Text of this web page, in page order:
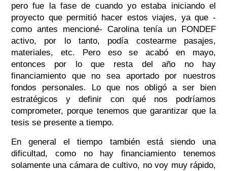
pero fue la fase de cuando yo estaba iniciando el
proyecto que permitió hacer estos viajes, ya que -
como antes mencioné- Carolina tenía un FONDEF
activo, por lo tanto, podía costearme pasajes,
materiales, etc. Pero eso se acabó en mayo,
entonces por lo que resta del año no hay
financiamiento que no sea aportado por nuestros
fondos personales. Lo que nos obligó a ser bien
estratégicos y definir con qué nos podríamos
comprometer, porque tenemos que garantizar que la
tesis se presente a tiempo.
En general el tiempo también está siendo una
dificultad, como no hay financiamiento tenemos
solamente una cámara de cultivo, no voy muy rápido,